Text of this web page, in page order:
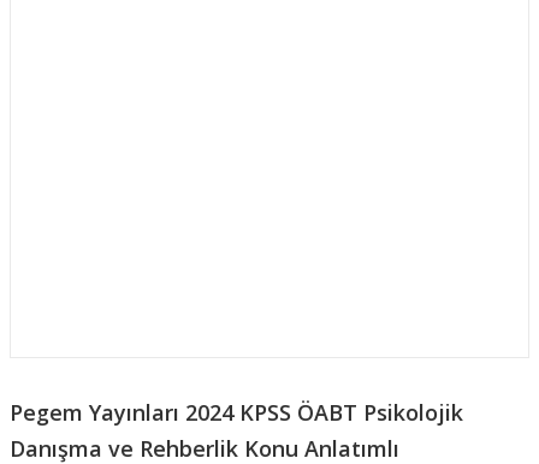
Pegem Yayınları 2024 KPSS ÖABT Psikolojik
Danışma ve Rehberlik Konu Anlatımlı